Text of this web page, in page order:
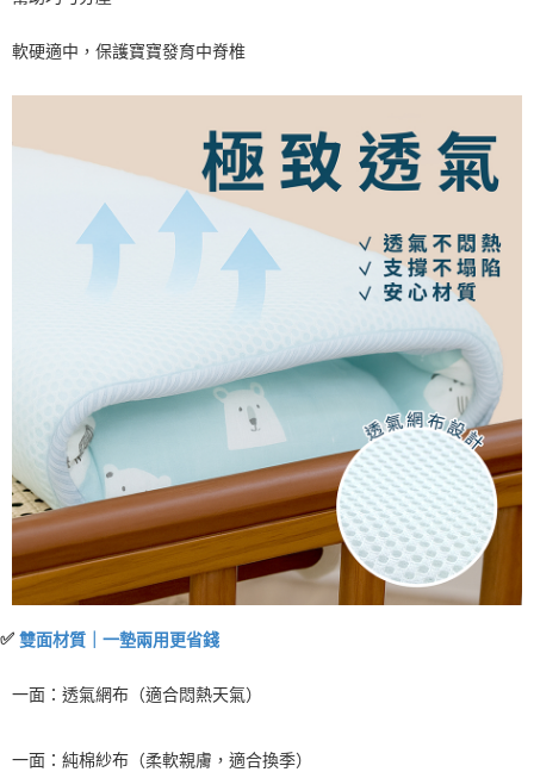
軟硬適中，保護寶寶發育中脊椎
✅ 雙面材質｜一墊兩用更省錢
一面： 透氣網布 （適合悶熱天氣）
一面： 純棉紗布 （柔軟親膚，適合換季）